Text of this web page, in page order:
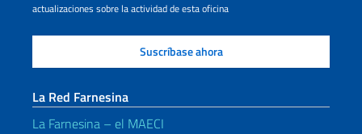
actualizaciones sobre la actividad de esta oficina
La Red Farnesina
La Farnesina – el MAECI